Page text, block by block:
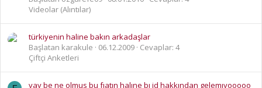
Videolar (Alıntılar)
türkiyenin haline bakın arkadaşlar
Başlatan karakule
06.12.2009 Cevaplar: 4
Çiftçi Anketleri
vay be ne olmus bu fıatın halıne bı jd hakkından gelemıyooooo